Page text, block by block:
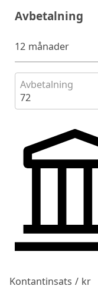
Avbetalning
12 månader
Avbetalning
72
Kontantinsats / kr